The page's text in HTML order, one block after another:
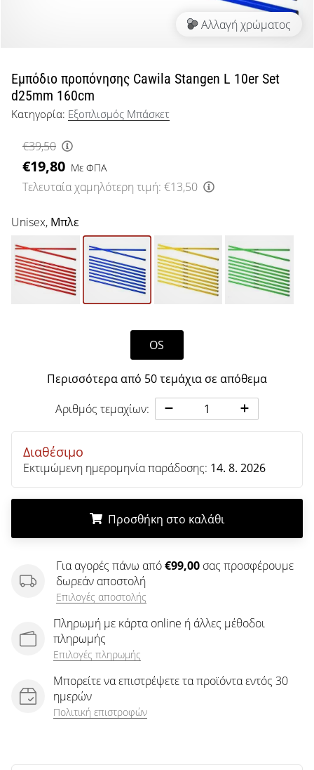
μπάσκετ
όπως
εμείς;
Έλα
μας
ως
πρεσβευτής
της
μας.
Εμφάνιση
Αλλαγή χρώματος
Εμπόδιο προπόνησης Cawila Stangen L 10er Set
d25mm 160cm
Κατηγορία: Εξοπλισμός Μπάσκετ
€39,50
€19,80 Με ΦΠΑ
Τελευταία χαμηλότερη τιμή: €13,50
Unisex, Μπλε
OS
Περισσότερα από 50 τεμάχια σε απόθεμα
Αριθμός τεμαχίων:
Διαθέσιμο
Εκτιμώμενη ημερομηνία παράδοσης: 14. 8. 2026
Προσθήκη στο καλάθι
Για αγορές πάνω από€99,00 σας προσφέρουμε
δωρεάν αποστολή
Επιλογές αποστολής
Πληρωμή με κάρτα online ή άλλες μέθοδοι
πληρωμής
Επιλογές πληρωμής
Μπορείτε να επιστρέψετε τα προϊόντα εντός 30
ημερών
Πολιτική επιστροφών